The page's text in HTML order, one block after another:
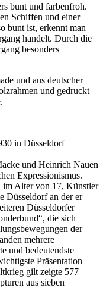
bunt und farbenfroh.
Schiffen und einer
bunt ist, erkennt man
handelt. Durch die
besonders
und aus deutscher
und gedruckt
in Düsseldorf
und Heinrich Nauen
Expressionismus.
im Alter von 17, Künstler
Düsseldorf an der er
Düsseldorfer
die sich
der
mehrere
und bedeutendste
Präsentation
gilt zeigte 577
aus sieben